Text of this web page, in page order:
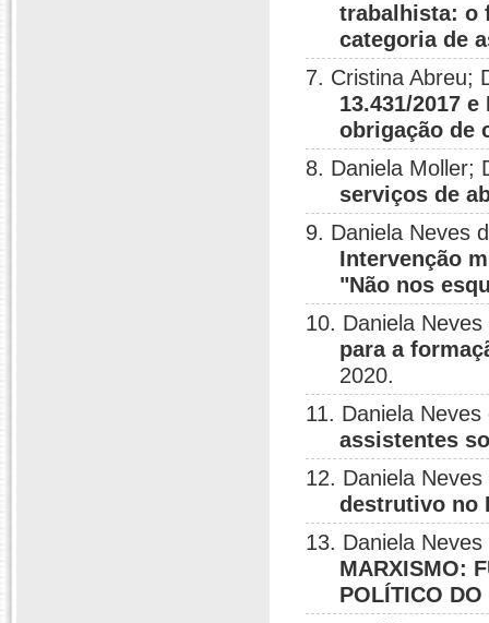
trabalhista: o
categoria de
7. Cristina Abreu;
13.431/2017
obrigação de
8. Daniela Moller;
serviços de
9. Daniela Neves
Intervenção
"Não nos
10. Daniela
para a
2020.
11. Daniela
assistentes
12. Daniela
destrutivo no
13. Daniela
MARXISMO:
POLÍTICO